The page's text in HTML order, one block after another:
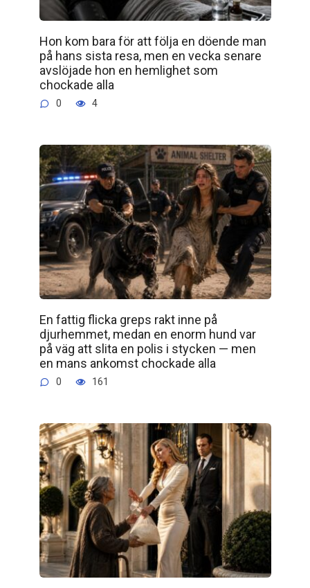
Hon kom bara för att följa en döende man
på hans sista resa, men en vecka senare
avslöjade hon en hemlighet som
chockade alla
0 4
En fattig flicka greps rakt inne på
djurhemmet, medan en enorm hund var
på väg att slita en polis i stycken — men
en mans ankomst chockade alla
0 161